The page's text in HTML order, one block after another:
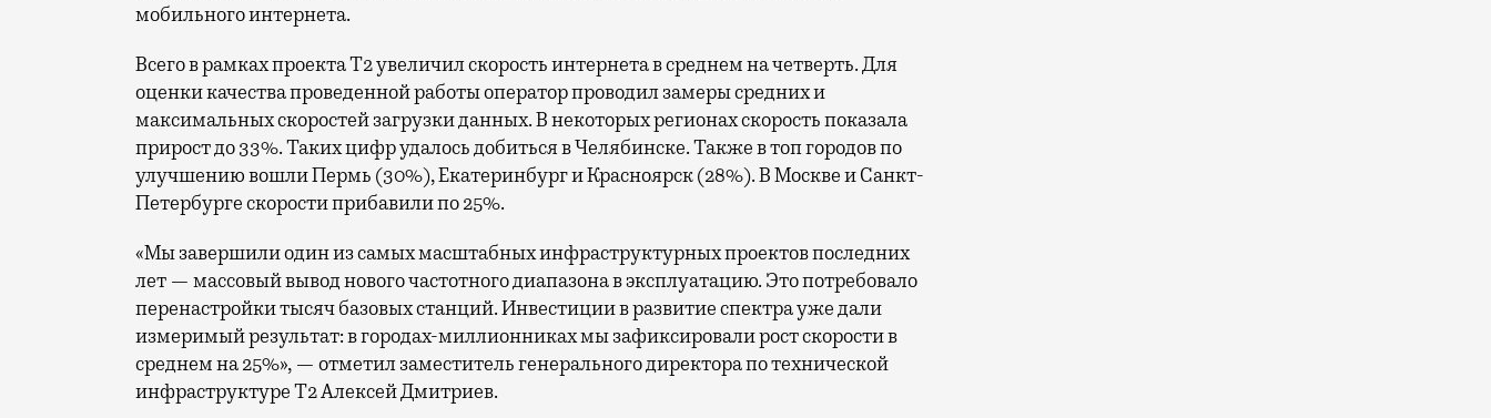
мобильного интернета.
Всего в рамках проекта Т2 увеличил скорость интернета в среднем на четверть. Для
оценки качества проведенной работы оператор проводил замеры средних и
максимальных скоростей загрузки данных. В некоторых регионах скорость показала
прирост до 33%. Таких цифр удалось добиться в Челябинске. Также в топ городов по
улучшению вошли Пермь (30%), Екатеринбург и Красноярск (28%). В Москве и Санкт-
Петербурге скорости прибавили по 25%.
«Мы завершили один из самых масштабных инфраструктурных проектов последних
лет — массовый вывод нового частотного диапазона в эксплуатацию. Это потребовало
перенастройки тысяч базовых станций. Инвестиции в развитие спектра уже дали
измеримый результат: в городах-миллионниках мы зафиксировали рост скорости в
среднем на 25%», — отметил заместитель генерального директора по технической
инфраструктуре Т2 Алексей Дмитриев.